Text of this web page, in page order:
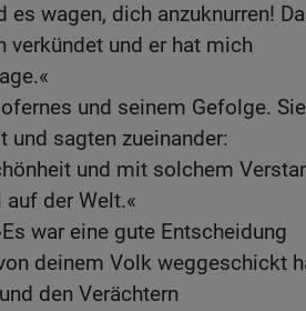
wagen, dich anzuknurren!
und er hat mich
und seinem Gefolge. Sie
und sagten zueinander:
und mit solchem
der Welt.«
war eine gute Entscheidung
deinem Volk weggeschickt
den Verächtern